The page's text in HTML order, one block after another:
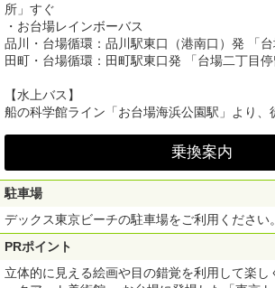
所」すぐ
・お台場レインボーバス
品川・台場循環：品川駅東口（港南口）発 「
田町・台場循環：田町駅東口発 「台場二丁目
【水上バス】
船の科学館ライン「お台場海浜公園駅」より、
乗換案内
駐車場
デックス東京ビーチの駐車場をご利用ください
PRポイント
立体的に見える絵画や目の錯覚を利用して楽し